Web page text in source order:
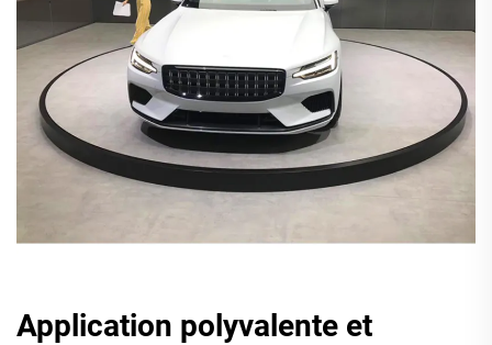
Application polyvalente et